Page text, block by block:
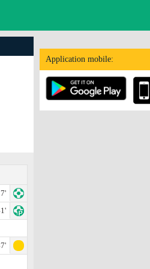
Application mobile:
7'